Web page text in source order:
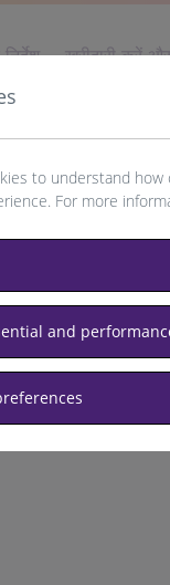
खरीदारी करें
to understand
For more
and